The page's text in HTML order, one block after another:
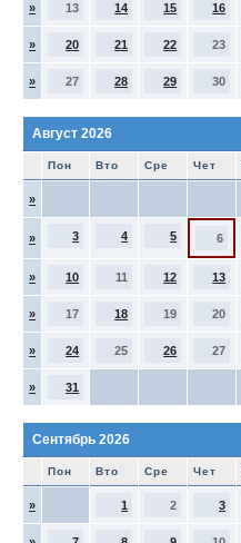
» 13 14 15 16
» 20 21 22 23
» 27 28 29 30
Август 2026
Пон Вто Сре Чет
»
» 3 4 5 6
» 10 11 12 13
» 17 18 19 20
» 24 25 26 27
» 31
Сентябрь 2026
Пон Вто Сре Чет
» 1 2 3